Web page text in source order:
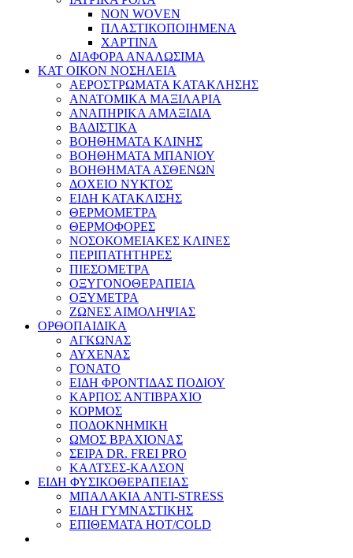
NON WOVEN
ΠΛΑΣΤΙΚΟΠΟΙΗΜΕΝΑ
ΧΑΡΤΙΝΑ
ΔΙΑΦΟΡΑ ΑΝΑΛΩΣΙΜΑ
ΚΑΤ ΟΙΚΟΝ ΝΟΣΗΛΕΙΑ
ΑΕΡΟΣΤΡΩΜΑΤΑ ΚΑΤΑΚΛΗΣΗΣ
ΑΝΑΤΟΜΙΚΑ ΜΑΞΙΛΑΡΙΑ
ΑΝΑΠΗΡΙΚΑ ΑΜΑΞΙΔΙΑ
ΒΑΔΙΣΤΙΚΑ
ΒΟΗΘΗΜΑΤΑ ΚΛΙΝΗΣ
ΒΟΗΘΗΜΑΤΑ ΜΠΑΝΙΟΥ
ΒΟΗΘΗΜΑΤΑ ΑΣΘΕΝΩΝ
ΔΟΧΕΙΟ ΝΥΚΤΟΣ
ΕΙΔΗ ΚΑΤΑΚΛΙΣΗΣ
ΘΕΡΜΟΜΕΤΡΑ
ΘΕΡΜΟΦΟΡΕΣ
ΝΟΣΟΚΟΜΕΙΑΚΕΣ ΚΛΙΝΕΣ
ΠΕΡΙΠΑΤΗΤΗΡΕΣ
ΠΙΕΣΟΜΕΤΡΑ
ΟΞΥΓΟΝΟΘΕΡΑΠΕΙΑ
ΟΞΥΜΕΤΡΑ
ΖΩΝΕΣ ΑΙΜΟΛΗΨΙΑΣ
ΟΡΘΟΠΑΙΔΙΚΑ
ΑΓΚΩΝΑΣ
ΑΥΧΕΝΑΣ
ΓΟΝΑΤΟ
ΕΙΔΗ ΦΡΟΝΤΙΔΑΣ ΠΟΔΙΟΥ
ΚΑΡΠΟΣ ΑΝΤΙΒΡΑΧΙΟ
ΚΟΡΜΟΣ
ΠΟΔΟΚΝΗΜΙΚΗ
ΩΜΟΣ ΒΡΑΧΙΟΝΑΣ
ΣΕΙΡΑ DR. FREI PRO
ΚΑΛΤΣΕΣ-ΚΑΛΣΟΝ
ΕΙΔΗ ΦΥΣΙΚΟΘΕΡΑΠΕΙΑΣ
ΜΠΑΛΑΚΙΑ ANTI-STRESS
ΕΙΔΗ ΓΥΜΝΑΣΤΙΚΗΣ
ΕΠΙΘΕΜΑΤΑ HOT/COLD